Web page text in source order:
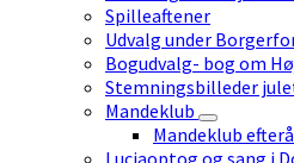
Spilleaftener
Udvalg under
Bogudvalg- bog om
Stemningsbilleder
Mandeklub
Mandeklub
Luciaoptog og sang i